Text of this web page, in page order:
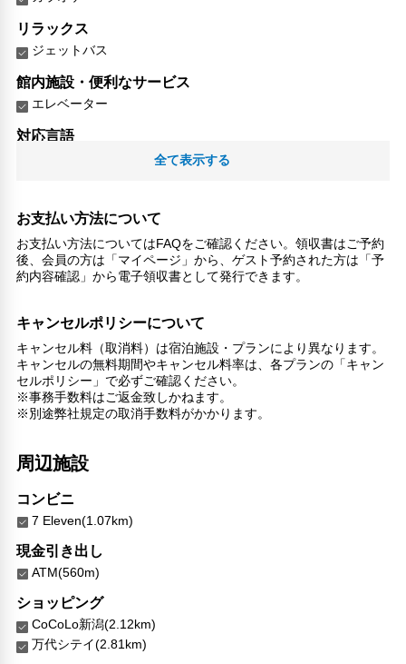
リラックス
ジェットバス
館内施設・便利なサービス
エレベーター
対応言語
24時間フロント対応
自動販売機
24時間セキュリティ
コンタクトレス チェックイン/チェックアウト
リネン・衣類の湯洗い
共用筆記用具の設置なし
全て表示する
お支払い方法について
お支払い方法についてはFAQをご確認ください。領収書はご予約
後、会員の方は「マイページ」から、ゲスト予約された方は「予
約内容確認」から電子領収書として発行できます。
キャンセルポリシーについて
キャンセル料（取消料）は宿泊施設・プランにより異なります。
キャンセルの無料期間やキャンセル料率は、各プランの「キャン
セルポリシー」で必ずご確認ください。
※事務手数料はご返金致しかねます。
※別途弊社規定の取消手数料がかかります。
周辺施設
コンビニ
7 Eleven(1.07km)
現金引き出し
ATM(560m)
ショッピング
CoCoLo新潟(2.12km)
万代シテイ(2.81km)